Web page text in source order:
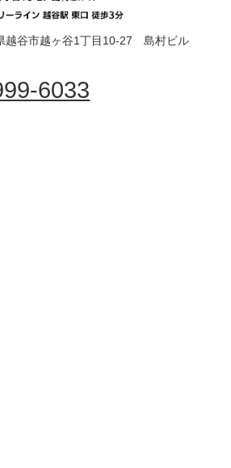
谷市越ヶ谷1丁目10-27 島村ビル
6033